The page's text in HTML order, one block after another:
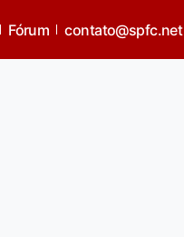
Fórum contato@spfc.net